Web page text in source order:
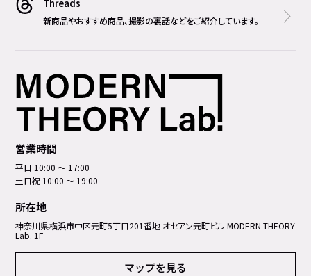
Threads
新商品やおすすめ商品、撮影の裏話などをご紹介しています。
営業時間
平日 10:00 ～ 17:00
土日祝 10:00 ～ 19:00
所在地
神奈川県横浜市中区元町5丁⽬201番地 オセアン元町ビル MODERN THEORY
Lab. 1F
マップを見る